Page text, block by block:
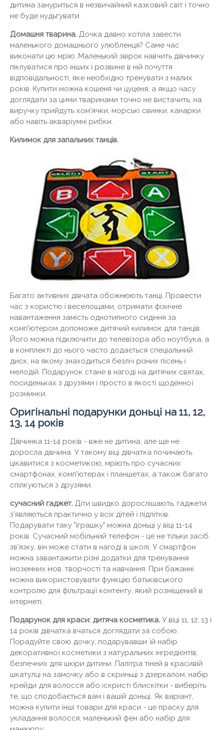
дитина зануриться в незвичайний казковий світ і точно
не буде нудьгувати.
Домашня тварина. Дочка давно хотіла завести
маленького домашнього улюбленця? Саме час
виконати цю мрію. Маленький звірок навчить дівчинку
піклуватися про інших і розвине в ній почуття
відповідальності, яке необхідно тренувати з малих
років. Купити можна кошеня чи цуценя, а якщо часу
доглядати за цими тваринами точно не вистачить, на
виручку прийдуть хом'ячки, морські свинки, канарки
або навіть акваріумні рибки.
Килимок для запальних танців.
Багато активних дівчата обожнюють танці. Провести
час з користю і веселощами, отримати фізичне
навантаження замість однотипного сидіння за
комп'ютером допоможе дитячий килимок для танців.
Його можна підключити до телевізора або ноутбука, а
в комплекті до нього часто додається спеціальний
диск, на якому знаходиться безліч різних пісень і
мелодій. Подарунок стане в нагоді на дитячих святах,
посиденьках з друзями і просто в якості щоденної
розминки.
Оригінальні подарунки доньці на 11, 12,
13, 14 років
Дівчинка 11-14 років - вже не дитина, але ще не
доросла дівчина. У такому віці дівчатка починають
цікавитися з косметикою, мріють про сучасних
смартфонах, комп'ютерах і планшетах, а також багато
спілкуються з друзями.
сучасний гаджет. Діти швидко дорослішають, гаджети
з'являються практично у всіх дітей і підлітків.
Подарувати таку "іграшку" можна доньці у віці 11-14
років. Сучасний мобільний телефон - це не тільки засіб
зв'язку, він може стати в нагоді в школі. У смартфон
можна завантажити різні додатки для тренування
іноземних мов, творчості та навчання. При бажанні
можна використовувати функцію батьківського
контролю для фільтрації контенту, який розміщений в
інтернеті.
Подарунок для краси: дитяча косметика. У віці 11, 12, 13 і
14 років дівчатка вчаться доглядати за собою.
Порадуйте свою дочку, подарувавши їй набір
декоративної косметики з натуральних інгредієнтів,
безпечних для шкіри дитини. Палітра тіней в красивій
шкатулці на замочку або в скриньці з дзеркалом, набір
крейди для волосся або іскристі блискітки - виберіть
те, що сподобається вам і вашій доньці. Як варіант,
можна купити інші товари для краси - це праску для
укладання волосся, маленький фен або набір для